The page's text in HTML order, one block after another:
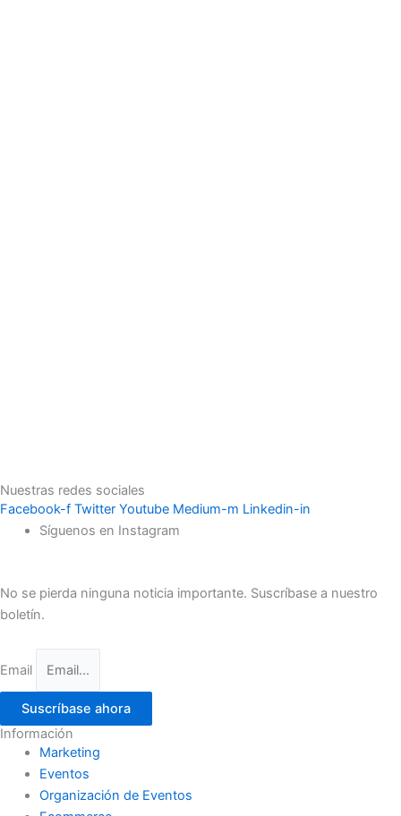
Nuestras redes sociales
Facebook-f Twitter Youtube Medium-m Linkedin-in
Síguenos en Instagram
No se pierda ninguna noticia importante. Suscríbase a nuestro
boletín.
Email
Suscríbase ahora
Información
Marketing
Eventos
Organización de Eventos